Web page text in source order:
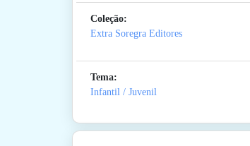
Coleção:
Extra Soregra Editores
Tema:
Infantil / Juvenil